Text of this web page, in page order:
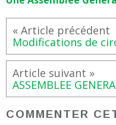
Modifications de
ASSEMBLEE
COMMENTER